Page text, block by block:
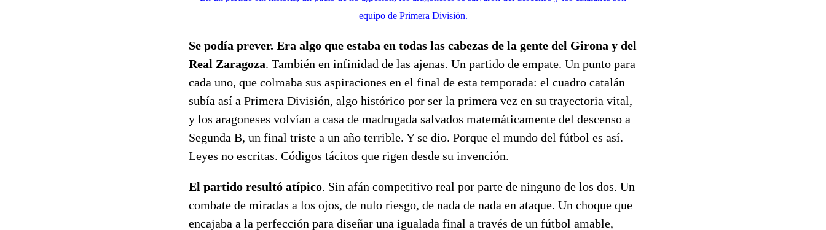
equipo de Primera División.
Se podía prever. Era algo que estaba en todas las cabezas de la gente del Girona y del
Real Zaragoza. También en infinidad de las ajenas. Un partido de empate. Un punto para
cada uno, que colmaba sus aspiraciones en el final de esta temporada: el cuadro catalán
subía así a Primera División, algo histórico por ser la primera vez en su trayectoria vital,
y los aragoneses volvían a casa de madrugada salvados matemáticamente del descenso a
Segunda B, un final triste a un año terrible. Y se dio. Porque el mundo del fútbol es así.
Leyes no escritas. Códigos tácitos que rigen desde su invención.
El partido resultó atípico. Sin afán competitivo real por parte de ninguno de los dos. Un
combate de miradas a los ojos, de nulo riesgo, de nada de nada en ataque. Un choque que
encajaba a la perfección para diseñar una igualada final a través de un fútbol amable,